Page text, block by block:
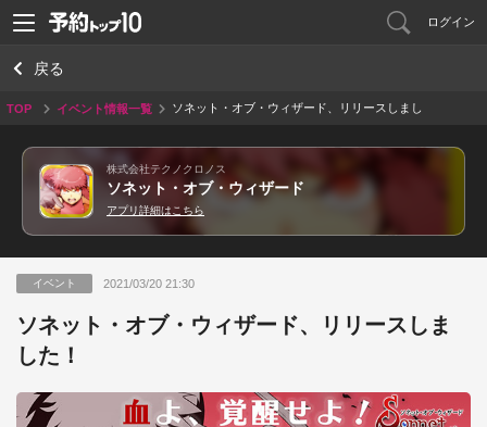
ログイン
戻る
TOP イベント情報一覧
ソネット・オブ・ウィザード、リリースしまし
株式会社テクノクロノス
ソネット・オブ・ウィザード
アプリ詳細はこちら
イベント 2021/03/20 21:30
ソネット・オブ・ウィザード、リリースしま
した！